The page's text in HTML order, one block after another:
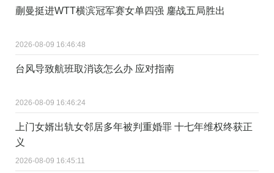
蒯曼挺进WTT横滨冠军赛女单四强 鏖战五局胜出
2026-08-09 16:46:48
台风导致航班取消该怎么办 应对指南
2026-08-09 16:46:24
上门女婿出轨女邻居多年被判重婚罪 十七年维权终获正
义
2026-08-09 16:45:11